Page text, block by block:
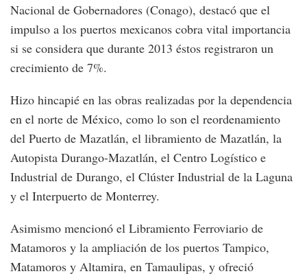
Nacional de Gobernadores (Conago), destacó que el
impulso a los puertos mexicanos cobra vital importancia
si se considera que durante 2013 éstos registraron un
crecimiento de 7%.
Hizo hincapié en las obras realizadas por la dependencia
en el norte de México, como lo son el reordenamiento
del Puerto de Mazatlán, el libramiento de Mazatlán, la
Autopista Durango-Mazatlán, el Centro Logístico e
Industrial de Durango, el Clúster Industrial de la Laguna
y el Interpuerto de Monterrey.
Asimismo mencionó el Libramiento Ferroviario de
Matamoros y la ampliación de los puertos Tampico,
Matamoros y Altamira, en Tamaulipas, y ofreció